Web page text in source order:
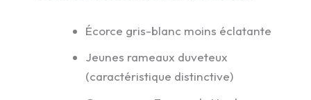
Écorce gris-blanc moins éclatante
Jeunes rameaux duveteux
(caractéristique distinctive)